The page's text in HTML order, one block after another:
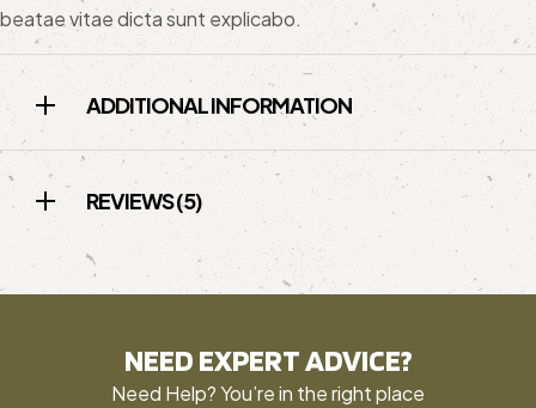
beatae vitae dicta sunt explicabo.
ADDITIONAL INFORMATION
REVIEWS (5)
NEED EXPERT ADVICE?
Need Help? You’re in the right place